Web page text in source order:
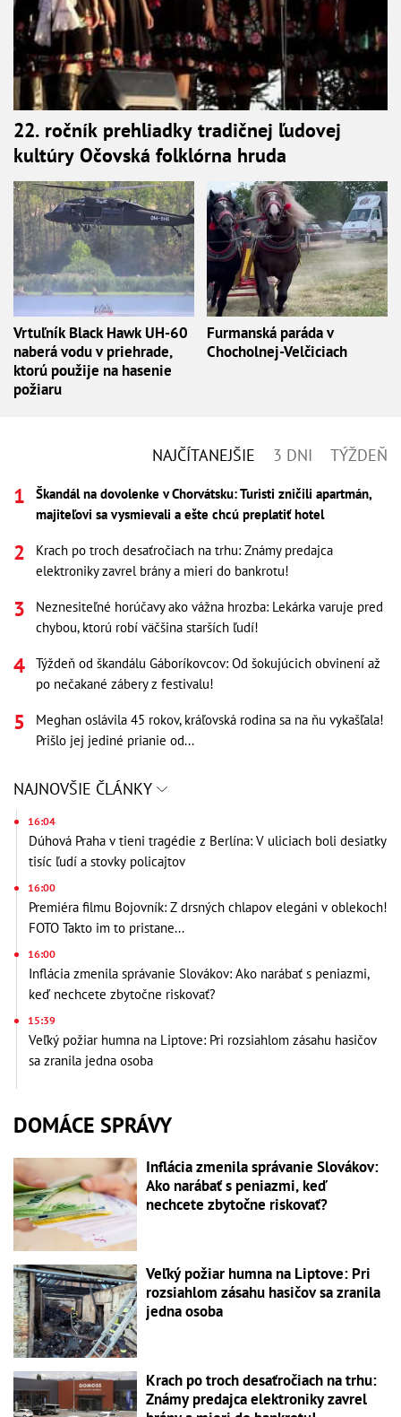
22. ročník prehliadky tradičnej ľudovej
kultúry Očovská folklórna hruda
Vrtuľník Black Hawk UH-60
naberá vodu v priehrade,
ktorú použije na hasenie
požiaru
Furmanská paráda v
Chocholnej-Velčiciach
NAJČÍTANEJŠIE 3 DNI TÝŽDEŇ
Škandál na dovolenke v Chorvátsku: Turisti zničili apartmán,
majiteľovi sa vysmievali a ešte chcú preplatiť hotel
Krach po troch desaťročiach na trhu: Známy predajca
elektroniky zavrel brány a mieri do bankrotu!
Neznesiteľné horúčavy ako vážna hrozba: Lekárka varuje pred
chybou, ktorú robí väčšina starších ľudí!
Týždeň od škandálu Gáboríkovcov: Od šokujúcich obvinení až
po nečakané zábery z festivalu!
Meghan oslávila 45 rokov, kráľovská rodina sa na ňu vykašľala!
Prišlo jej jediné prianie od...
NAJNOVŠIE ČLÁNKY
16:04
Dúhová Praha v tieni tragédie z Berlína: V uliciach boli desiatky
tisíc ľudí a stovky policajtov
16:00
Premiéra filmu Bojovník: Z drsných chlapov elegáni v oblekoch!
FOTO Takto im to pristane...
16:00
Inflácia zmenila správanie Slovákov: Ako narábať s peniazmi,
keď nechcete zbytočne riskovať?
15:39
Veľký požiar humna na Liptove: Pri rozsiahlom zásahu hasičov
sa zranila jedna osoba
DOMÁCE SPRÁVY
Inflácia zmenila správanie Slovákov:
Ako narábať s peniazmi, keď
nechcete zbytočne riskovať?
Veľký požiar humna na Liptove: Pri
rozsiahlom zásahu hasičov sa zranila
jedna osoba
Krach po troch desaťročiach na trhu:
Známy predajca elektroniky zavrel